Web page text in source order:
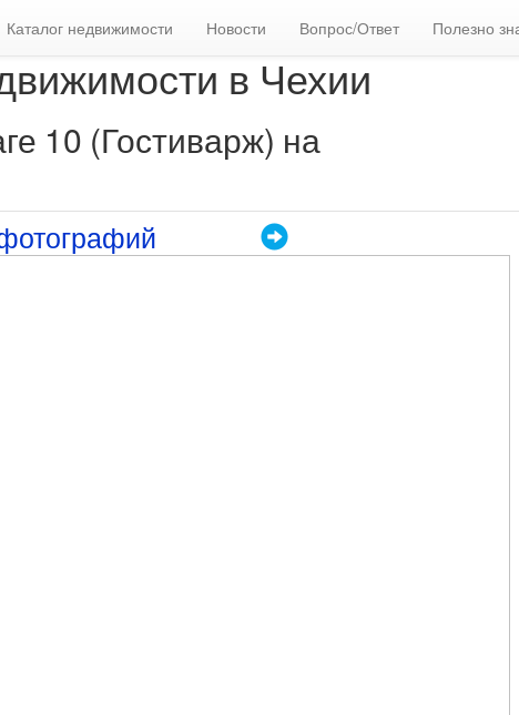
Каталог недвижимости Новости Вопрос/Ответ Полезно
в Чехии
10 (Гостиварж) на